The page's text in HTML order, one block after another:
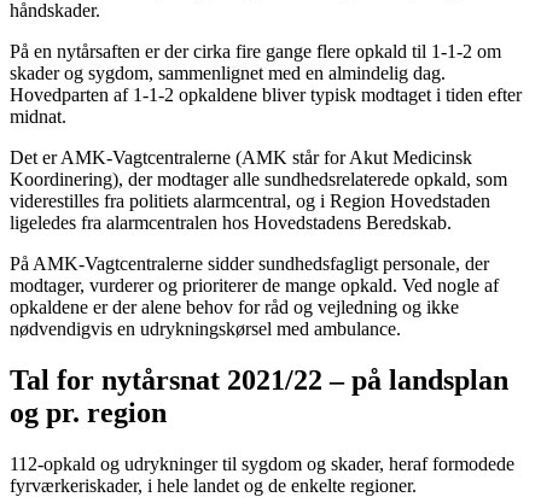
håndskader.
På en nytårsaften er der cirka fire gange flere opkald til 1-1-2 om
skader og sygdom, sammenlignet med en almindelig dag.
Hovedparten af 1-1-2 opkaldene bliver typisk modtaget i tiden efter
midnat.
Det er AMK-Vagtcentralerne (AMK står for Akut Medicinsk
Koordinering), der modtager alle sundhedsrelaterede opkald, som
viderestilles fra politiets alarmcentral, og i Region Hovedstaden
ligeledes fra alarmcentralen hos Hovedstadens Beredskab.
På AMK-Vagtcentralerne sidder sundhedsfagligt personale, der
modtager, vurderer og prioriterer de mange opkald. Ved nogle af
opkaldene er der alene behov for råd og vejledning og ikke
nødvendigvis en udrykningskørsel med ambulance.
Tal for nytårsnat 2021/22 – på landsplan
og pr. region
112-opkald og udrykninger til sygdom og skader, heraf formodede
fyrværkeriskader, i hele landet og de enkelte regioner.